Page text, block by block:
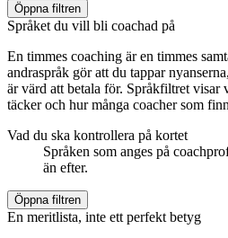
Öppna filtren
Språket du vill bli coachad på
En timmes coaching är en timmes
andraspråk gör att du tappar
är värd att betala för. Språkfiltret visar
täcker och hur många coacher som
Vad du ska kontrollera på kortet
Språken som anges på
än efter.
Öppna filtren
En meritlista, inte ett perfekt betyg